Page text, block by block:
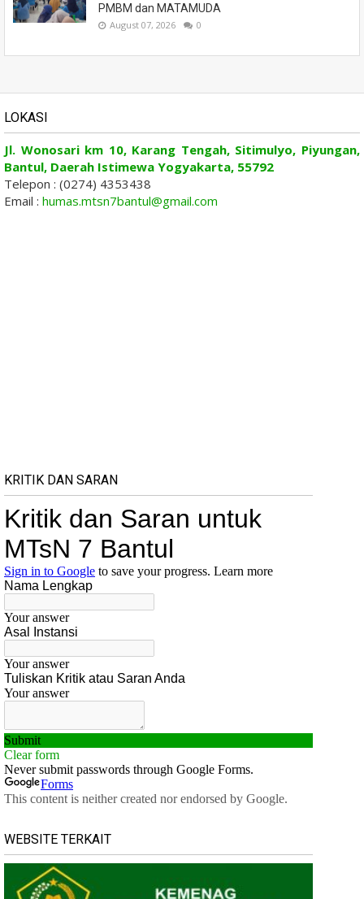
PMBM dan MATAMUDA
August 07, 2026 0
LOKASI
Jl. Wonosari km 10, Karang Tengah, Sitimulyo, Piyungan,
Bantul, Daerah Istimewa Yogyakarta, 55792
Telepon : (0274) 4353438
Email : humas.mtsn7bantul@gmail.com
KRITIK DAN SARAN
WEBSITE TERKAIT